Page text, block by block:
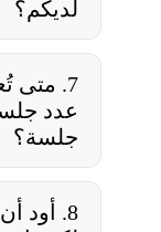
لديكم؟
7. متى
عدد
جلسة؟
8. أود